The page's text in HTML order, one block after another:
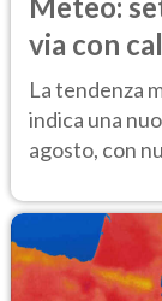
via con
La tendenza
indica una
agosto, con